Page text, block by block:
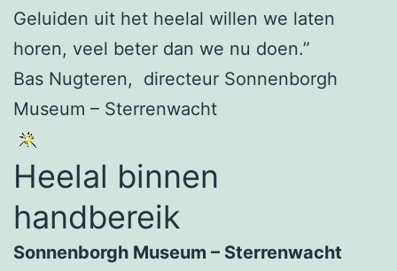
Geluiden uit het heelal willen we laten
horen, veel beter dan we nu doen.”
Bas Nugteren, directeur Sonnenborgh
Museum – Sterrenwacht
Heelal binnen
handbereik
Sonnenborgh Museum – Sterrenwacht